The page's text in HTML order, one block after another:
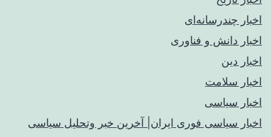
اخبار چندرسانه‌ای
اخبار دانش و فناوری
اخبار دین
اخبار سلامت
اخبار سیاسی
اخبار سیاسی فوری ایران| آخرین خبر وتحلیل سیاسی